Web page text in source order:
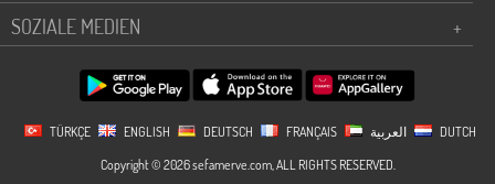
SOZIALE MEDIEN
+
TÜRKÇE ENGLISH DEUTSCH FRANÇAIS
DUTCH
Copyright © 2026 sefamerve.com, ALL RIGHTS RESERVED.